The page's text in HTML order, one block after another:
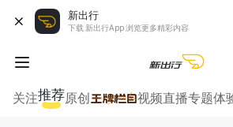
新出行
下载 新出行App 浏览更多精彩内容
关注推荐原创 视频直播专题体